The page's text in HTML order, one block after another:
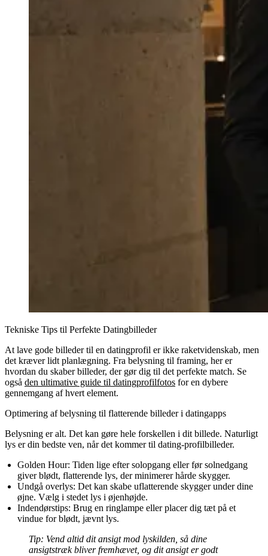
Tekniske Tips til Perfekte Datingbilleder
At lave gode billeder til en datingprofil er ikke raketvidenskab, men
det kræver lidt planlægning. Fra belysning til framing, her er
hvordan du skaber billeder, der gør dig til det perfekte match. Se
også den ultimative guide til datingprofilfotos for en dybere
gennemgang af hvert element.
Optimering af belysning til flatterende billeder i datingapps
Belysning er alt. Det kan gøre hele forskellen i dit billede. Naturligt
lys er din bedste ven, når det kommer til dating-profilbilleder.
Golden Hour: Tiden lige efter solopgang eller før solnedgang
giver blødt, flatterende lys, der minimerer hårde skygger.
Undgå overlys: Det kan skabe uflatterende skygger under dine
øjne. Vælg i stedet lys i øjenhøjde.
Indendørstips: Brug en ringlampe eller placer dig tæt på et
vindue for blødt, jævnt lys.
Tip: Vend altid dit ansigt mod lyskilden, så dine
ansigtstræk bliver fremhævet, og dit ansigt er godt